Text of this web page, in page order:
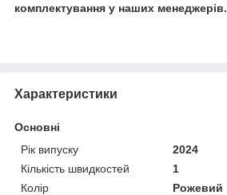
комплектування у наших менеджерів.
Характеристики
Основні
Рік випуску
2024
Кількість швидкостей
1
Колір
Рожевий